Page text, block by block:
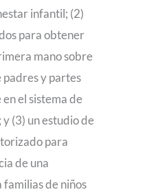
infantil; (2)
para obtener
mano sobre
y partes
el sistema de
(3) un estudio de
para
de una
de niños